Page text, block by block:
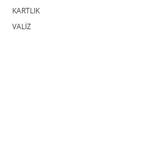
KARTLIK
VALİZ